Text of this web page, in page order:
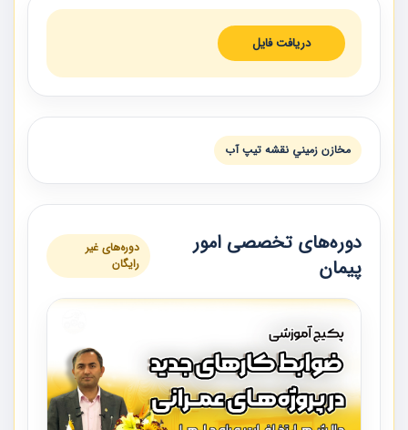
دریافت فایل
مخازن زميني نقشه تيپ آب
دوره‌های تخصصی امور
پیمان
دوره‌های غیر
رایگان